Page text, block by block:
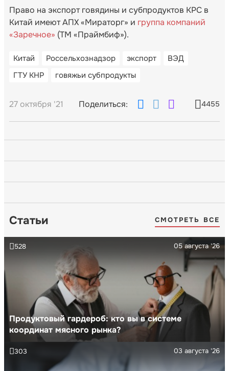
Право на экспорт говядины и субпродуктов КРС в
Китай имеют АПХ «Мираторг» и группа компаний
«Заречное» (ТМ «Праймбиф»).
Китай Россельхознадзор экспорт
ВЭД
ГТУ КНР
говяжьи субпродукты
27 октября '21 Поделиться: 4455
Статьи СМОТРЕТЬ ВСЕ
Продуктовый гардероб: кто вы в системе
координат мясного рынка?
05 августа '26
528
03 августа '26
303